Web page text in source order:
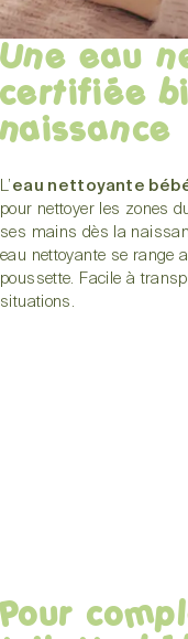
Une eau
certifiée
naissance
L’ eau nettoyante
pour nettoyer les zones
ses mains dès la
eau nettoyante se range
poussette. Facile à
situations.
Pour